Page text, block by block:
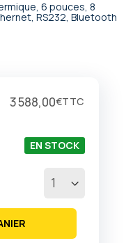
6 pouces, 8
RS232, Bluetooth
3 588,00€
EN STOCK